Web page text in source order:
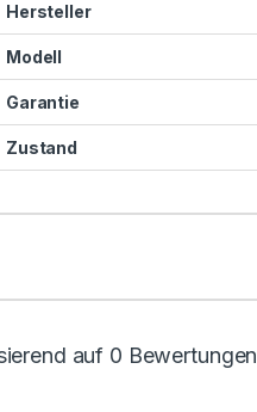
Hersteller
Modell
Garantie
Zustand
auf 0 Bewertungen